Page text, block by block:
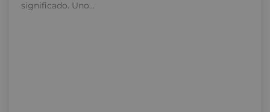
significado. Uno…